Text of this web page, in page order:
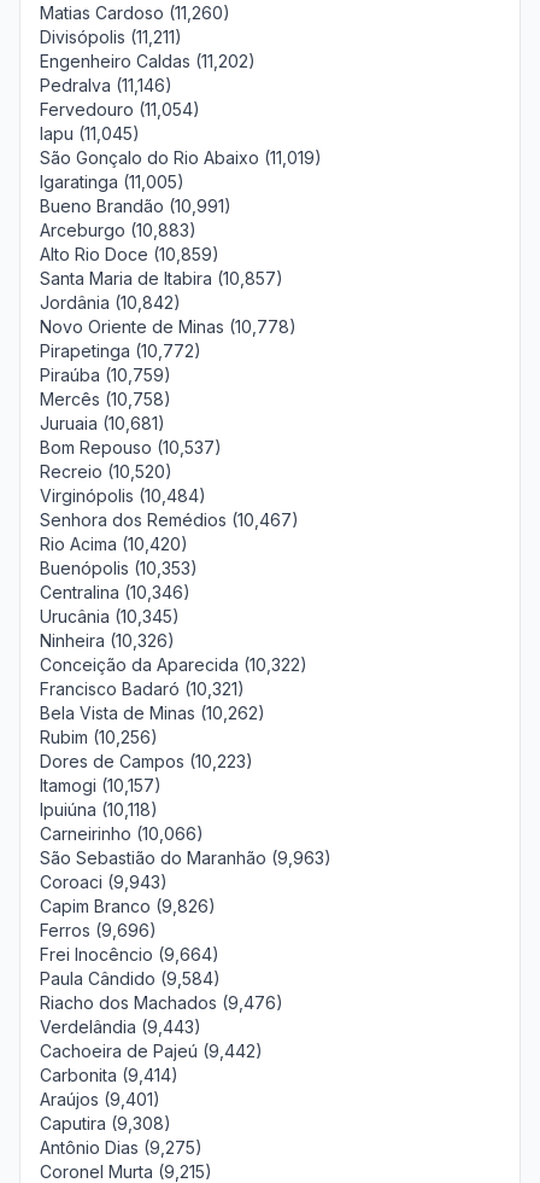
Matias Cardoso (11,260)
Divisópolis (11,211)
Engenheiro Caldas (11,202)
Pedralva (11,146)
Fervedouro (11,054)
Iapu (11,045)
São Gonçalo do Rio Abaixo (11,019)
Igaratinga (11,005)
Bueno Brandão (10,991)
Arceburgo (10,883)
Alto Rio Doce (10,859)
Santa Maria de Itabira (10,857)
Jordânia (10,842)
Novo Oriente de Minas (10,778)
Pirapetinga (10,772)
Piraúba (10,759)
Mercês (10,758)
Juruaia (10,681)
Bom Repouso (10,537)
Recreio (10,520)
Virginópolis (10,484)
Senhora dos Remédios (10,467)
Rio Acima (10,420)
Buenópolis (10,353)
Centralina (10,346)
Urucânia (10,345)
Ninheira (10,326)
Conceição da Aparecida (10,322)
Francisco Badaró (10,321)
Bela Vista de Minas (10,262)
Rubim (10,256)
Dores de Campos (10,223)
Itamogi (10,157)
Ipuiúna (10,118)
Carneirinho (10,066)
São Sebastião do Maranhão (9,963)
Coroaci (9,943)
Capim Branco (9,826)
Ferros (9,696)
Frei Inocêncio (9,664)
Paula Cândido (9,584)
Riacho dos Machados (9,476)
Verdelândia (9,443)
Cachoeira de Pajeú (9,442)
Carbonita (9,414)
Araújos (9,401)
Caputira (9,308)
Antônio Dias (9,275)
Coronel Murta (9,215)